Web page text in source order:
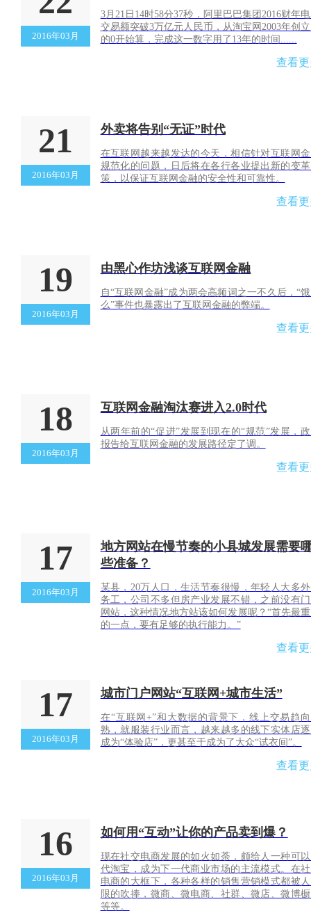
2016年03月
3月21日14时58分37秒，阿里巴巴集团2016财年
交易额突破3万亿元人民币，从淘宝网2003年创
的0开始算，完成这一数字用了13年的时间......
查看
21
2016年03月
外卖将告别“无证”时代
在互联网越来越发达的今天，相信针对互联网
规范化的问题，日后将在各行各业提出新的变
策，以保证互联网金融的安全性和可靠性。
查看
19
2016年03月
由黑心作坊浅谈互联网金融
自“互联网金融”成为两会高频词之一不久后，“
么”事件也暴露出了互联网金融的弊端。
查看
18
2016年03月
互联网金融淘汰赛进入2.0时代
从两年前的“促进”发展到现在的“规范”发展，
报告给互联网金融的发展路径定了调。
查看
17
2016年03月
地方网站在慢节奏的小县城发展需要
些准备？
某县，20万人口，生活节奏很慢，年轻人大多
务工，公司不多但房产业发展不错，之前没有
网站，这种情况地方站该如何发展呢？“首先最
的一点，要有足够的执行能力。”
查看
17
2016年03月
城市门户网站“互联网+城市生活”
在“互联网+”和大数据的背景下，线上交易趋
熟，就服装行业而言，越来越多的线下实体店
成为“体验店”，更甚至于成为了大众“试衣间”。
查看
16
2016年03月
如何用“互动”让你的产品卖到爆？
现在社交电商发展的如火如荼，颇给人一种可
代淘宝，成为下一代商业市场的主流模式。在
电商的大框下，各种各样的销售营销模式都被
限的吹捧，微商、微电商、社群、微店、微博
等等。